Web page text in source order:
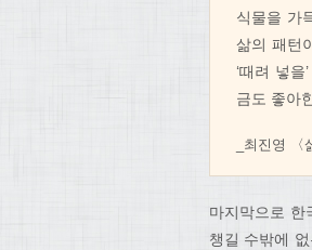
식물을 가
삶의 패턴
‘때려 넣
금도 좋아
_최진영
마지막으로 한
챙길 수밖에